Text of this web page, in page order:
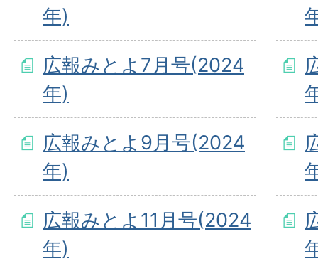
年)
広報みとよ7月号(2024
年)
広報みとよ9月号(2024
年)
広報みとよ11月号(2024
年)